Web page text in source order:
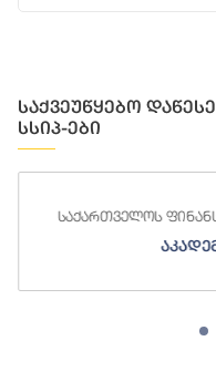
საქვეუწყებო
სსიპ-ები
საქართველოს